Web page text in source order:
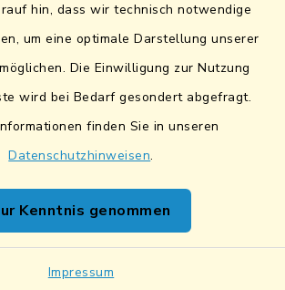
hin, dass wir technisch notwendige
um eine optimale Darstellung unserer
Die Einwilligung zur Nutzung
wird bei Bedarf gesondert abgefragt.
finden Sie in unseren
Datenschutzhinweisen.
Kenntnis genommen
Impressum
Datentransfer
Barrierefreiheit
Datenschutz
Netiquette
Sitemap